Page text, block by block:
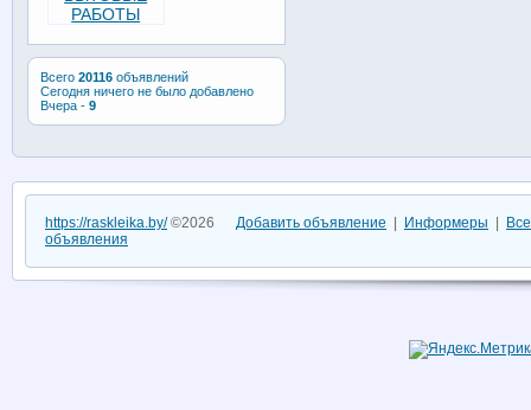
Всего 20116объявлений
Сегодня ничего не было добавлено
Вчера - 9
https://raskleika.by/©2026 Добавить объявление Информеры
объявления